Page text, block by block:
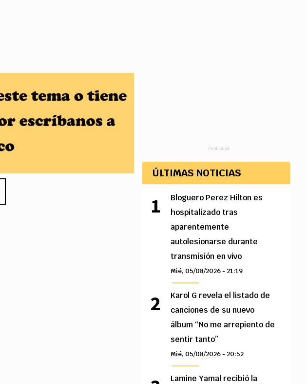
Publicidad
ÚLTIMAS NOTICIAS
Bloguero Perez Hilton es
hospitalizado tras
aparentemente
autolesionarse durante
transmisión en vivo
Mié, 05/08/2026 - 21:19
Karol G revela el listado de
canciones de su nuevo
álbum “No me arrepiento de
sentir tanto”
Mié, 05/08/2026 - 20:52
Lamine Yamal recibió la